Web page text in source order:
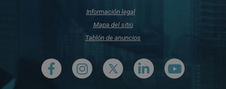
Información legal
Mapa del sitio
Tablón de anuncios